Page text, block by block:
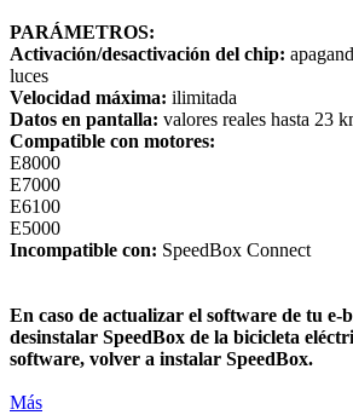
PARÁMETROS:
Activación/desactivación del chip:
luces
Velocidad máxima: ilimitada
Datos en pantalla: valores reales hasta 23
Compatible con motores:
E8000
E7000
E6100
E5000
Incompatible con: SpeedBox Connect
En caso de actualizar el software de tu e-
desinstalar SpeedBox de la bicicleta
software, volver a instalar SpeedBox.
Más